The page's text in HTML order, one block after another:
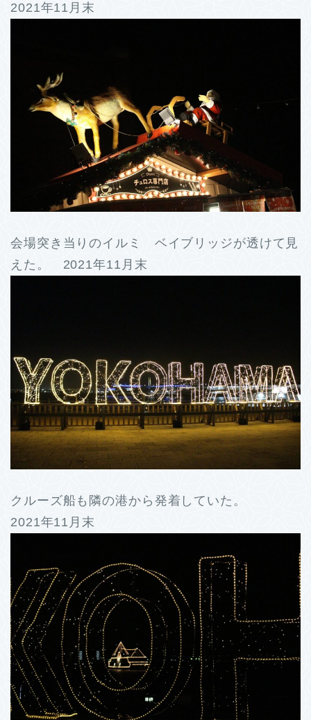
2021年11月末
会場突き当りのイルミ ベイブリッジが透けて見
えた。 2021年11月末
クルーズ船も隣の港から発着していた。
2021年11月末